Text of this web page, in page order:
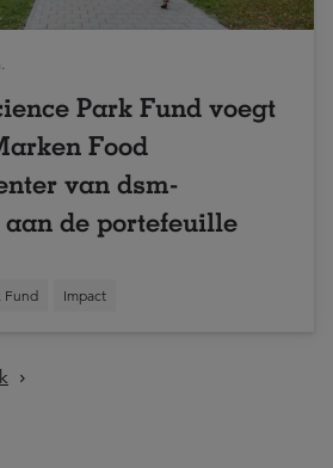
Park Fund voegt
Food
van dsm-
de portefeuille
Fund Impact